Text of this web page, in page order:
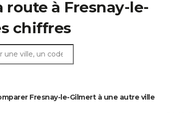
à Fresnay-le-
chiffres
Fresnay-le-Gilmert à une autre ville